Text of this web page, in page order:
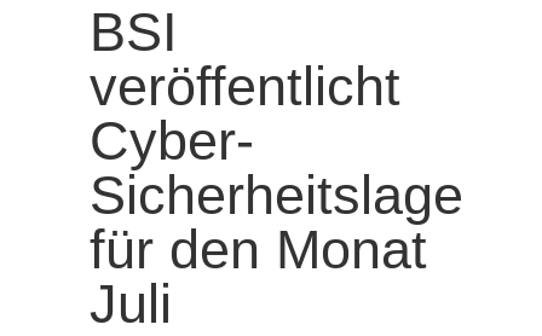
BSI
veröffentlicht
Cyber-
Sicherheitslage
für den Monat
Juli